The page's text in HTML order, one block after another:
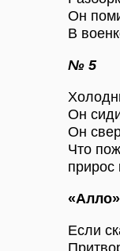
Он
В
№ 5
Он
Он
Что
прирос
«Алло»
Если